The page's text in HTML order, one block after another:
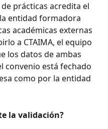
prácticas acredita el
entidad formadora
académicas externas
a CTAIMA, el equipo
los datos de ambas
convenio está fechado
como por la entidad
la validación?